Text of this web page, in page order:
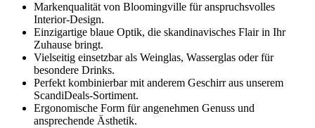
Markenqualität von Bloomingville für anspruchsvolles
Interior-Design.
Einzigartige blaue Optik, die skandinavisches Flair in Ihr
Zuhause bringt.
Vielseitig einsetzbar als Weinglas, Wasserglas oder für
besondere Drinks.
Perfekt kombinierbar mit anderem Geschirr aus unserem
ScandiDeals-Sortiment.
Ergonomische Form für angenehmen Genuss und
ansprechende Ästhetik.